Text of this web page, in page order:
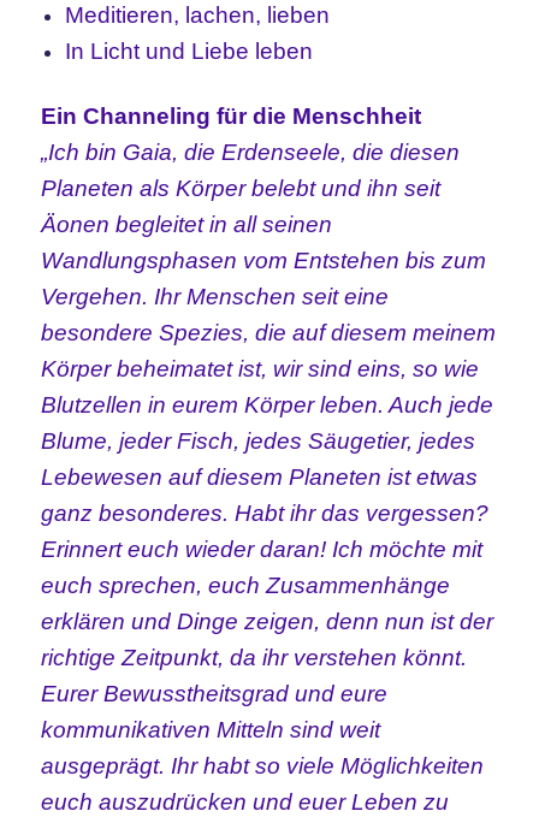
Meditieren, lachen, lieben
In Licht und Liebe leben
Ein Channeling für die Menschheit
„Ich bin Gaia, die Erdenseele, die diesen
Planeten als Körper belebt und ihn seit
Äonen begleitet in all seinen
Wandlungsphasen vom Entstehen bis zum
Vergehen. Ihr Menschen seit eine
besondere Spezies, die auf diesem meinem
Körper beheimatet ist, wir sind eins, so wie
Blutzellen in eurem Körper leben. Auch jede
Blume, jeder Fisch, jedes Säugetier, jedes
Lebewesen auf diesem Planeten ist etwas
ganz besonderes. Habt ihr das vergessen?
Erinnert euch wieder daran! Ich möchte mit
euch sprechen, euch Zusammenhänge
erklären und Dinge zeigen, denn nun ist der
richtige Zeitpunkt, da ihr verstehen könnt.
Eurer Bewusstheitsgrad und eure
kommunikativen Mitteln sind weit
ausgeprägt. Ihr habt so viele Möglichkeiten
euch auszudrücken und euer Leben zu